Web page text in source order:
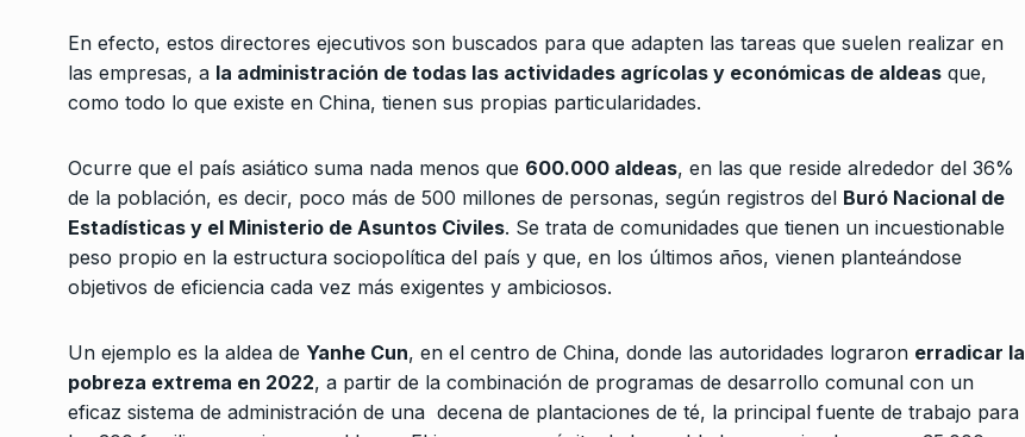
En efecto, estos directores ejecutivos son buscados para que adapten las tareas que suelen realizar en
las empresas, a la administración de todas las actividades agrícolas y económicas de aldeas que,
como todo lo que existe en China, tienen sus propias particularidades.
Ocurre que el país asiático suma nada menos que 600.000 aldeas, en las que reside alrededor del 36%
de la población, es decir, poco más de 500 millones de personas, según registros del Buró Nacional de
Estadísticas y el Ministerio de Asuntos Civiles. Se trata de comunidades que tienen un incuestionable
peso propio en la estructura sociopolítica del país y que, en los últimos años, vienen planteándose
objetivos de eficiencia cada vez más exigentes y ambiciosos.
Un ejemplo es la aldea de Yanhe Cun, en el centro de China, donde las autoridades lograron erradicar la
pobreza extrema en 2022, a partir de la combinación de programas de desarrollo comunal con un
eficaz sistema de administración de una decena de plantaciones de té, la principal fuente de trabajo para
6
quieren que Cristina sea la…
ALERTA! 28 De Octubre De 2024
7
afecta mucho más al
presidente…
NOTICIAS 2 25 De Agosto De 2025